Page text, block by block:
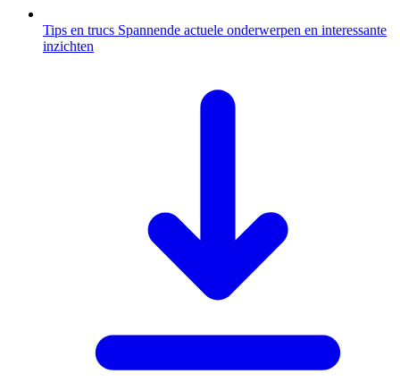
Tips en trucs Spannende actuele onderwerpen en interessante
inzichten